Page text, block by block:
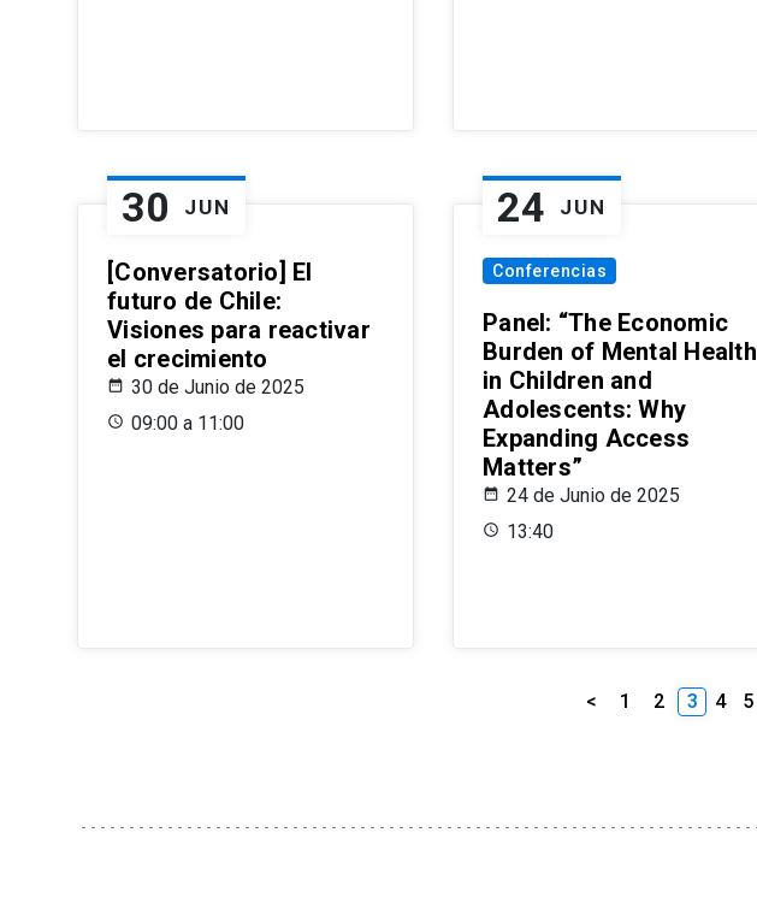
30 JUN
[Conversatorio] El
futuro de Chile:
Visiones para reactivar
el crecimiento
30 de Junio de 2025
09:00 a 11:00
24 JUN
Conferencias
Panel: “The Economic
Burden of Mental Health
in Children and
Adolescents: Why
Expanding Access
Matters”
24 de Junio de 2025
13:40
< 1 2 3 4 5